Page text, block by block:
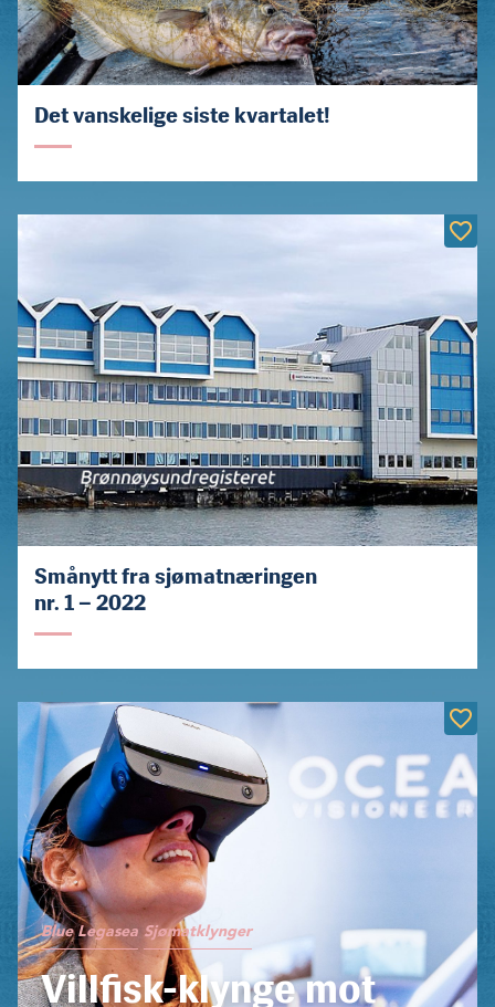
Det vanskelige siste kvartalet!
Smånytt fra sjømatnæringen
nr. 1 – 2022
Blue Legasea Sjømatklynger
Villfisk-klynge mot